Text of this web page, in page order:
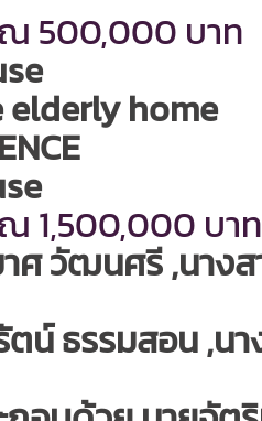
ณ 500,000 บาท
elderly home
1,500,000 บาท
าศ วัฒนศรี ,นา
น์ ธรรมสอน ,นา